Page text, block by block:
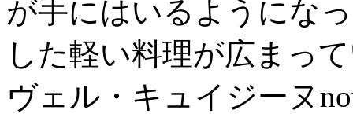
が手にはいるようにな
した軽い料理が広まっ
ヴェル・キュイジーヌ